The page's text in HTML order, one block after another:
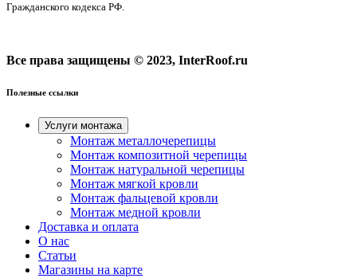
Гражданского кодекса РФ.
Все права защищены © 2023, InterRoof.ru
Полезные ссылки
Услуги монтажа
Монтаж металлочерепицы
Монтаж композитной черепицы
Монтаж натуральной черепицы
Монтаж мягкой кровли
Монтаж фальцевой кровли
Монтаж медной кровли
Доставка и оплата
О нас
Cтатьи
Магазины на карте